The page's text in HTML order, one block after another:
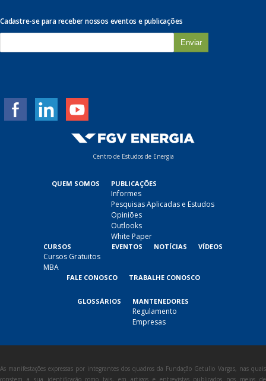
Cadastre-se para receber nossos eventos e publicações
m
Centro de Estudos de Energia
QUEM SOMOS PUBLICAÇÕES
Informes
Pesquisas Aplicadas e Estudos
Opiniões
Outlooks
White Paper
CURSOS
Cursos Gratuitos
MBA
EVENTOS NOTÍCIAS VÍDEOS
FALE CONOSCO TRABALHE CONOSCO
GLOSSÁRIOS MANTENEDORES
Regulamento
Empresas
As manifestações expressas por integrantes dos quadros da Fundação Getulio Vargas, nas quais